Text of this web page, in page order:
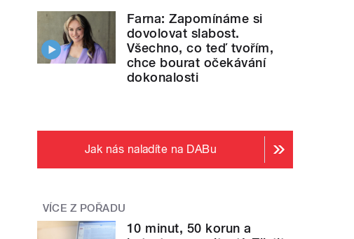
Farna: Zapomínáme si
dovolovat slabost.
Všechno, co teď tvořím,
chce bourat očekávání
dokonalosti
Jak nás naladíte na DABu
VÍCE Z POŘADU
10 minut, 50 korun a